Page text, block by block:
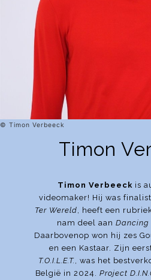
© Timon Verbeeck
Timon
Timon Verbeeck is
videomaker! Hij was
Ter Wereld , heeft een
nam deel aan Dancing
Daarbovenop won hij zes
en een Kastaar. Zijn
T.O.I.L.E.T. , was het
België in 2024. Project